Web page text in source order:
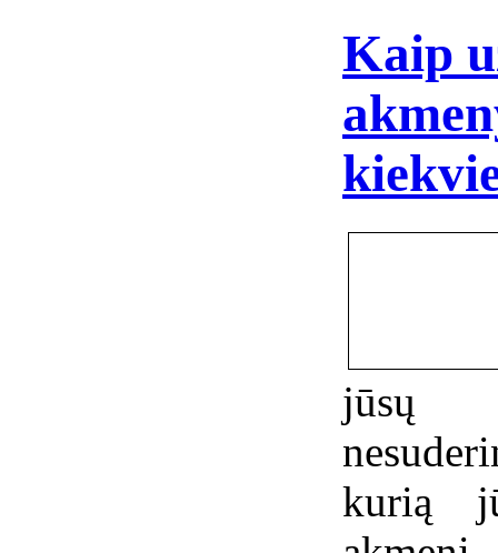
Kaip
jūsų
kurią